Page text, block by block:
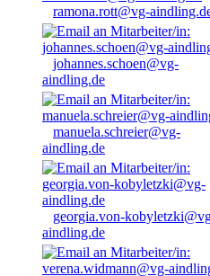
ramona.rott@vg-
johannes.schoen@vg-
aindling.de
manuela.schreier@vg-
aindling.de
georgia.von-
aindling.de